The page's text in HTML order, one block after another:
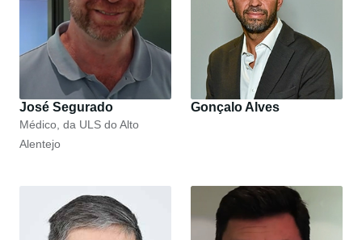
José Segurado
Médico, da ULS do Alto
Alentejo
Gonçalo Alves